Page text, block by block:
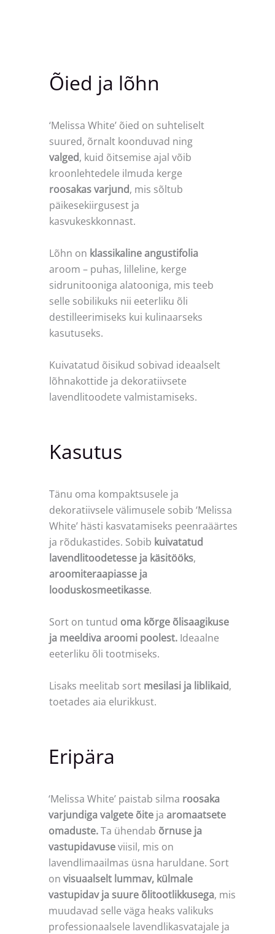
Õied ja lõhn
‘Melissa White’ õied on suhteliselt
suured, õrnalt koonduvad ning
valged, kuid õitsemise ajal võib
kroonlehtedele ilmuda kerge
roosakas varjund, mis sõltub
päikesekiirgusest ja
kasvukeskkonnast.
Lõhn on klassikaline angustifolia
aroom – puhas, lilleline, kerge
sidrunitooniga alatooniga, mis teeb
selle sobilikuks nii eeterliku õli
destilleerimiseks kui kulinaarseks
kasutuseks.
Kuivatatud õisikud sobivad ideaalselt
lõhnakottide ja dekoratiivsete
lavendlitoodete valmistamiseks.
Kasutus
Tänu oma kompaktsusele ja
dekoratiivsele välimusele sobib ‘Melissa
White’ hästi kasvatamiseks peenraäärtes
ja rõdukastides. Sobib kuivatatud
lavendlitoodetesse ja käsitööks,
aroomiteraapiasse ja
looduskosmeetikasse.
Sort on tuntud oma kõrge õlisaagikuse
ja meeldiva aroomi poolest. Ideaalne
eeterliku õli tootmiseks.
Lisaks meelitab sort mesilasi ja liblikaid,
toetades aia elurikkust.
Eripära
‘Melissa White’ paistab silma roosaka
varjundiga valgete õite ja aromaatsete
omaduste.Ta ühendab õrnuse ja
vastupidavuseviisil, mis on
lavendlimaailmas üsna haruldane. Sort
on visuaalselt lummav, külmale
vastupidav ja suure õlitootlikkusega, mis
muudavad selle väga heaks valikuks
professionaalsele lavendlikasvatajale ja